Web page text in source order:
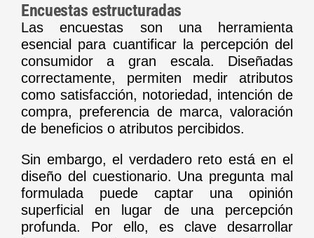
Encuestas estructuradas
Las encuestas son una herramienta
esencial para cuantificar la percepción del
consumidor a gran escala. Diseñadas
correctamente, permiten medir atributos
como satisfacción, notoriedad, intención de
compra, preferencia de marca, valoración
de beneficios o atributos percibidos.
Sin embargo, el verdadero reto está en el
diseño del cuestionario. Una pregunta mal
formulada puede captar una opinión
superficial en lugar de una percepción
profunda. Por ello, es clave desarrollar